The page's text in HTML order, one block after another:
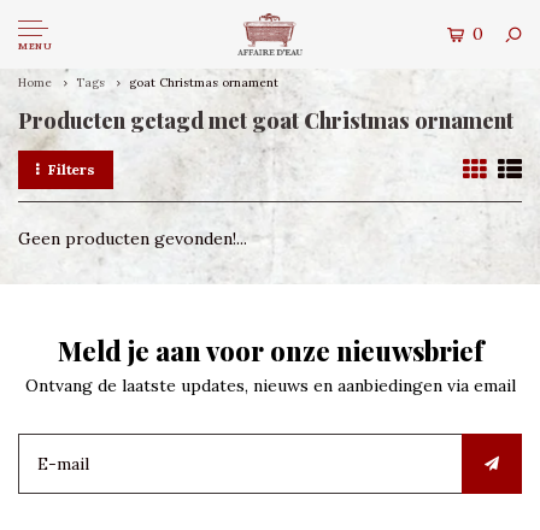
MENU
0
Home Tags goat Christmas ornament
Producten getagd met goat Christmas ornament
Filters
Geen producten gevonden!...
Meld je aan voor onze nieuwsbrief
Ontvang de laatste updates, nieuws en aanbiedingen via email